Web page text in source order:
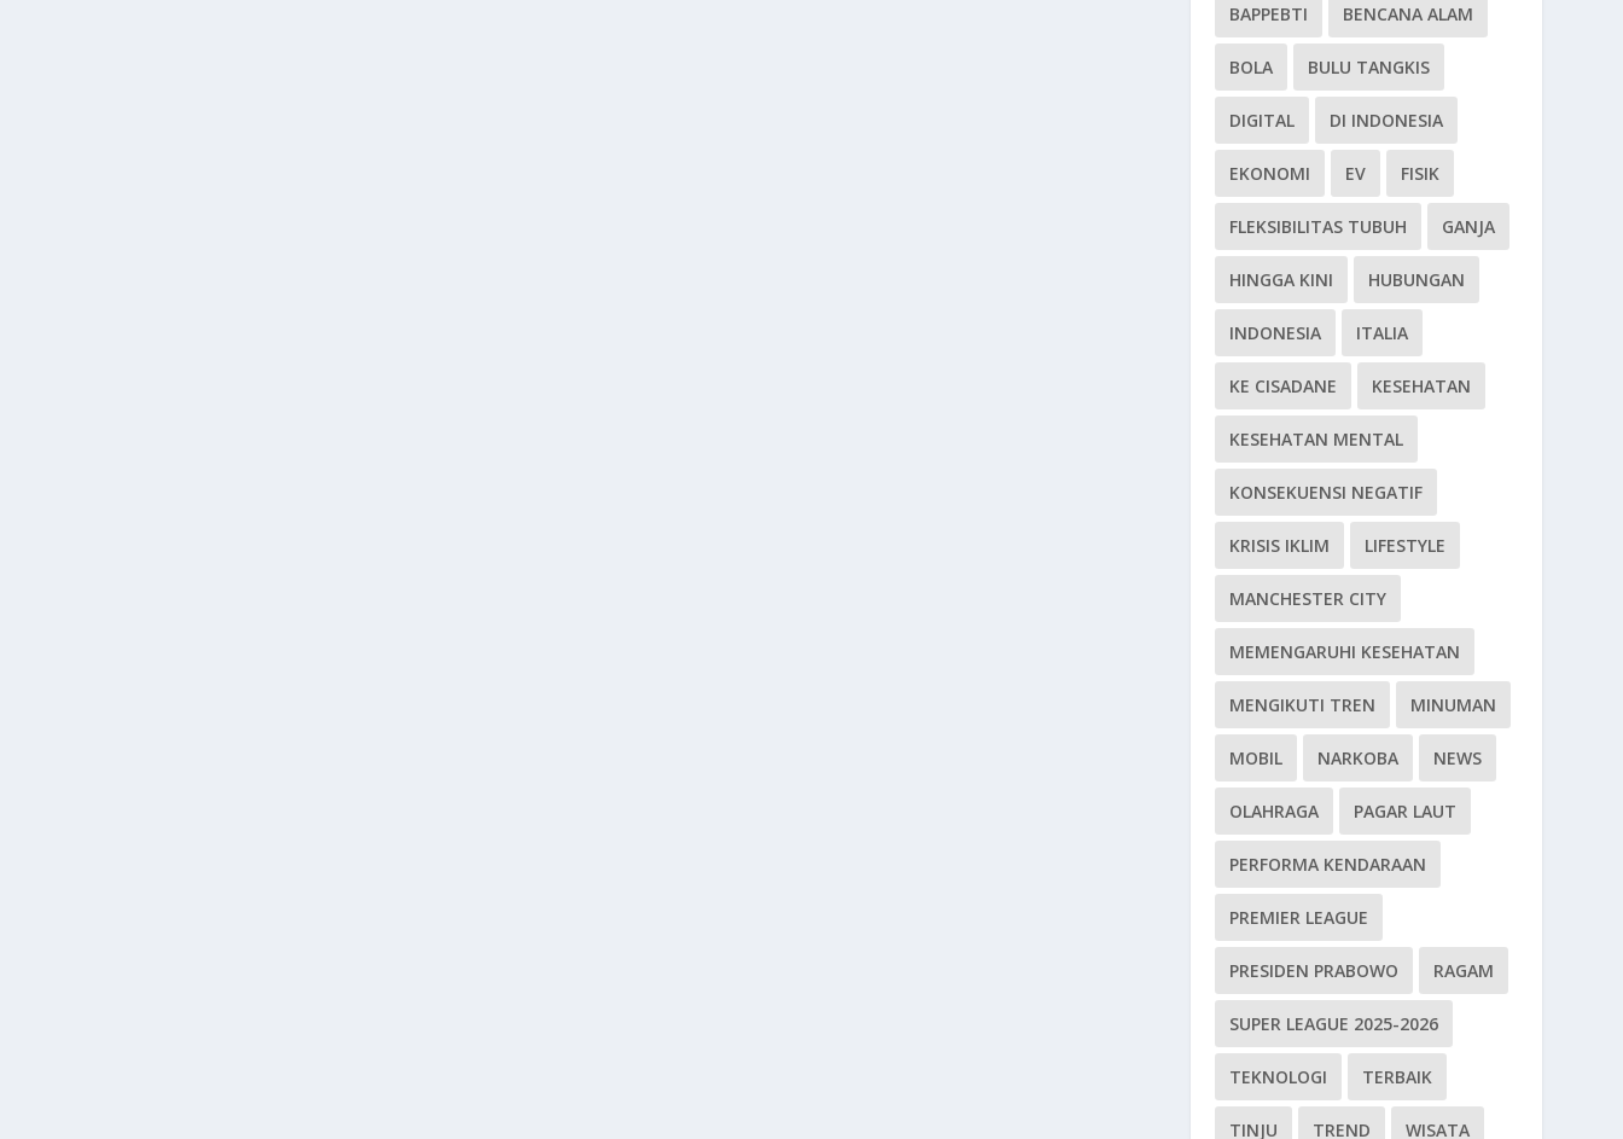
BAPPEBTI BENCANA ALAM
BOLA BULU TANGKIS
DIGITAL DI INDONESIA
EKONOMI EV FISIK
FLEKSIBILITAS TUBUH GANJA
HINGGA KINI HUBUNGAN
INDONESIA ITALIA
KE CISADANE KESEHATAN
KESEHATAN MENTAL
KONSEKUENSI NEGATIF
KRISIS IKLIM LIFESTYLE
MANCHESTER CITY
MEMENGARUHI KESEHATAN
MENGIKUTI TREN MINUMAN
MOBIL NARKOBA NEWS
OLAHRAGA PAGAR LAUT
PERFORMA KENDARAAN
PREMIER LEAGUE
PRESIDEN PRABOWO RAGAM
SUPER LEAGUE 2025-2026
TEKNOLOGI TERBAIK
TINJU TREND WISATA